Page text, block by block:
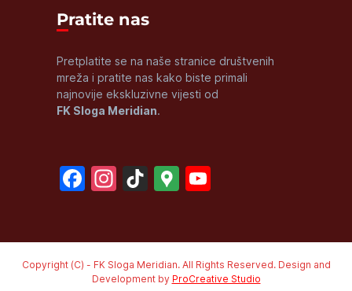
Pratite nas
Pretplatite se na naše stranice društvenih
mreža i pratite nas kako biste primali
najnovije ekskluzivne vijesti od
FK Sloga Meridian.
Facebook
Instagram
TikTokGoogle
Copyright (C) - FK Sloga Meridian. All Rights Reserved. Design and
Development by ProCreative Studio